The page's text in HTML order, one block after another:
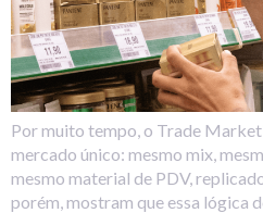
Por muito tempo, o Trade
mercado único: mesmo mix,
mesmo material de PDV,
porém, mostram que essa lógica